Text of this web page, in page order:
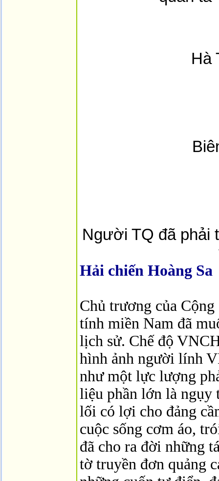
Hà
Người TQ đã phải
Hải chiến Hoàng Sa
Chủ trương của
tính miền Nam đã
lịch sử. Chế độ
hình ảnh người lính
như một lực lượng
liệu phần lớn là ngụy
lối có lợi cho đảng
cuộc sống cơm áo,
đã cho ra đời những
tờ truyền đơn quảng